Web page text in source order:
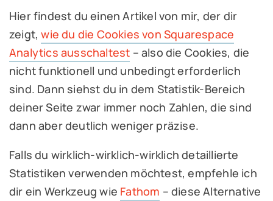
Hier findest du einen Artikel von mir, der dir
zeigt,wie du die Cookies von Squarespace
Analytics ausschaltest – also die Cookies, die
nicht funktionell und unbedingt erforderlich
sind. Dann siehst du in dem Statistik-Bereich
deiner Seite zwar immer noch Zahlen, die sind
dann aber deutlich weniger präzise.
Falls du wirklich-wirklich-wirklich detaillierte
Statistiken verwenden möchtest, empfehle ich
dir ein Werkzeug wie Fathom – diese Alternative